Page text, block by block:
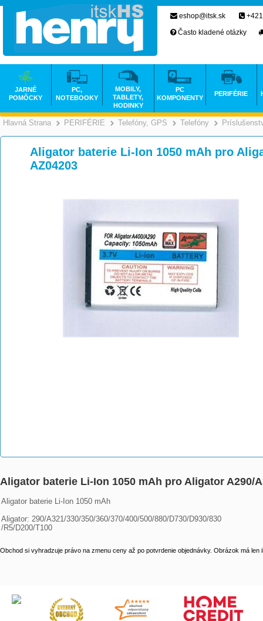
Hlavná Strana >
PERIFÉRIE >
Telefóny, GPS >
Telefóny
Aligator baterie Li-Ion 1050 mAh pro
AZ04203
Aligator baterie Li-Ion 1050 mAh pro Aligator A290/
Aligator baterie Li-Ion 1050 mAh
Aligator: 290/A321/330/350/360/370/400/500/880/D730/D930/830
/R5/D200/T100
Obchod si vyhradzuje právo na zmenu ceny až po potvrdenie objednávky. Obrázok má len
eshop@itsk.sk
Často kladené otázky
JARNÉ
POMÔCKY
PC,
NOTEBOOKY
MOBILY,
TABLETY,
HODINKY
PC
KOMPONENTY
PERIFÉRIE